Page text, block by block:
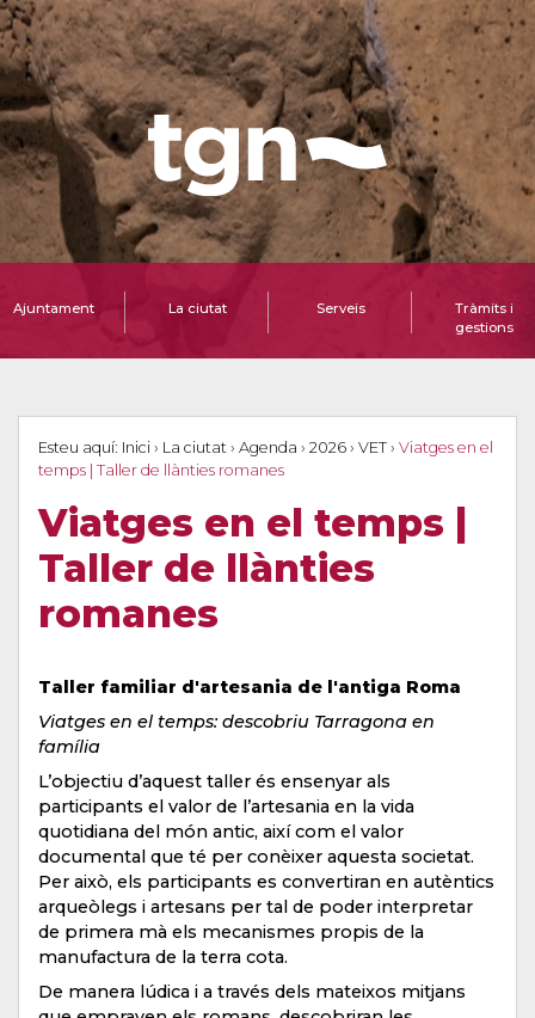
Ajuntament La ciutat Serveis
Tràmits i
gestions
Esteu aquí: Inici › La ciutat › Agenda › 2026 › VET › Viatges en el
temps | Taller de llànties romanes
Viatges en el temps |
Taller de llànties
romanes
Taller familiar d'artesania de l'antiga Roma
Viatges en el temps: descobriu Tarragona en
família
L’objectiu d’aquest taller és ensenyar als
participants el valor de l’artesania en la vida
quotidiana del món antic, així com el valor
documental que té per conèixer aquesta societat.
Per això, els participants es convertiran en autèntics
arqueòlegs i artesans per tal de poder interpretar
de primera mà els mecanismes propis de la
manufactura de la terra cota.
De manera lúdica i a través dels mateixos mitjans